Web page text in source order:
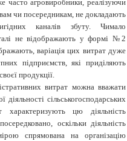
часто агровиробники, реалізуючи
чи посередникам, не докладають
каналів збуту. Чимало
не відображають у формі №2
варіація цих витрат дуже
підприємств, які приділяють
продукції.
витрат можна вважати
діяльності сільськогосподарських
цю діяльність
оскільки діяльність
спрямована на організацію